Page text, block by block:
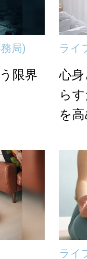
局)
限界
ライ
心
ら
を
ライ